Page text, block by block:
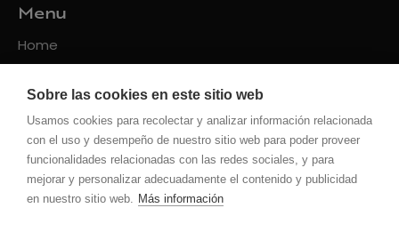
Menu
Home
Servicios
Contacto
Políticas
Privacidad
Sobre las cookies en este sitio web
Usamos cookies para recolectar y analizar información relacionada
con el uso y desempeño de nuestro sitio web para poder proveer
funcionalidades relacionadas con las redes sociales, y para
mejorar y personalizar adecuadamente el contenido y publicidad
en nuestro sitio web. Más información